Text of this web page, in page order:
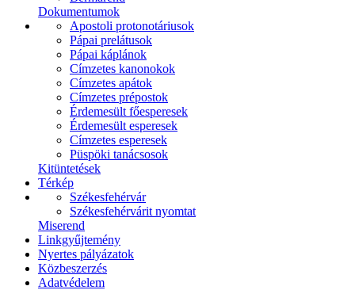
Dokumentumok
Apostoli protonotáriusok
Pápai prelátusok
Pápai káplánok
Címzetes kanonokok
Címzetes apátok
Címzetes prépostok
Érdemesült főesperesek
Érdemesült esperesek
Címzetes esperesek
Püspöki tanácsosok
Kitüntetések
Térkép
Székesfehérvár
Székesfehérvárit nyomtat
Miserend
Linkgyűjtemény
Nyertes pályázatok
Közbeszerzés
Adatvédelem